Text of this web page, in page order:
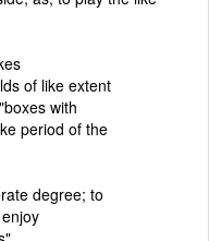
of like extent
with
period of the
degree; to